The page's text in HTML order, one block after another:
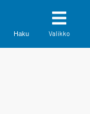
Haku Valikko